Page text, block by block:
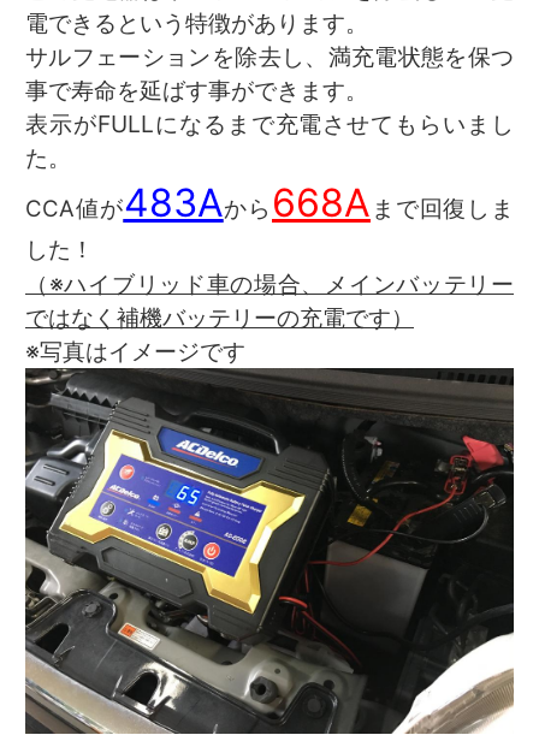
電できるという特徴があります。
サルフェーションを除去し、満充電状態を保つ
事で寿命を延ばす事ができます。
表示がFULLになるまで充電させてもらいまし
た。
CCA値が483Aから 668A まで回復しま
した！
（※ハイブリッド車の場合、メインバッテリー
ではなく補機バッテリーの充電です）
※写真はイメージです